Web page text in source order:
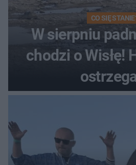
CO SIĘ
W sierpniu
chodzi o Wisłę!